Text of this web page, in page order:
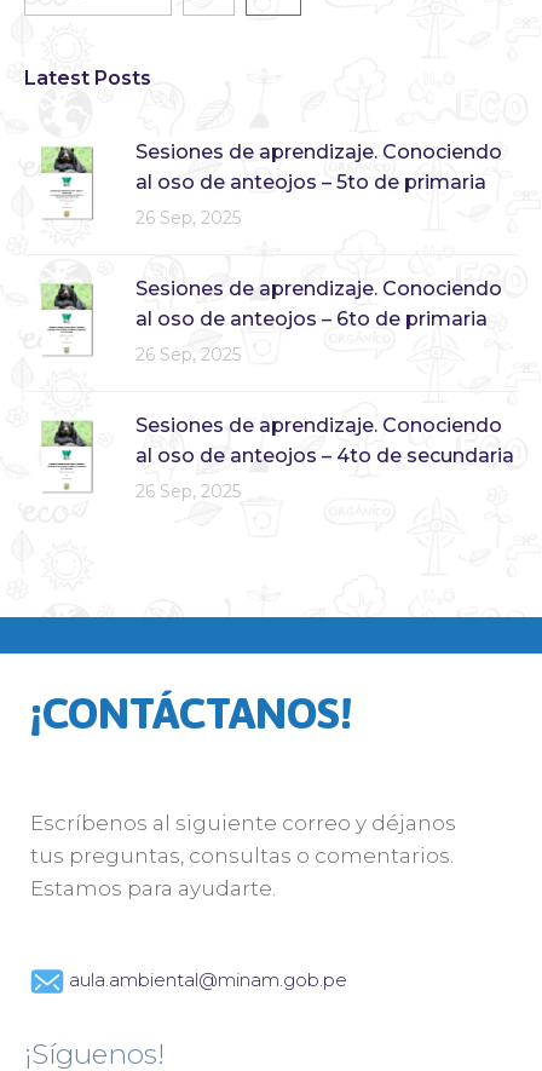
Latest Posts
Sesiones de aprendizaje. Conociendo
al oso de anteojos – 5to de primaria
26 Sep, 2025
Sesiones de aprendizaje. Conociendo
al oso de anteojos – 6to de primaria
26 Sep, 2025
Sesiones de aprendizaje. Conociendo
al oso de anteojos – 4to de secundaria
26 Sep, 2025
¡CONTÁCTANOS!
Escríbenos al siguiente correo y déjanos
tus preguntas, consultas o comentarios.
Estamos para ayudarte.
aula.ambiental@minam.gob.pe
¡Síguenos!